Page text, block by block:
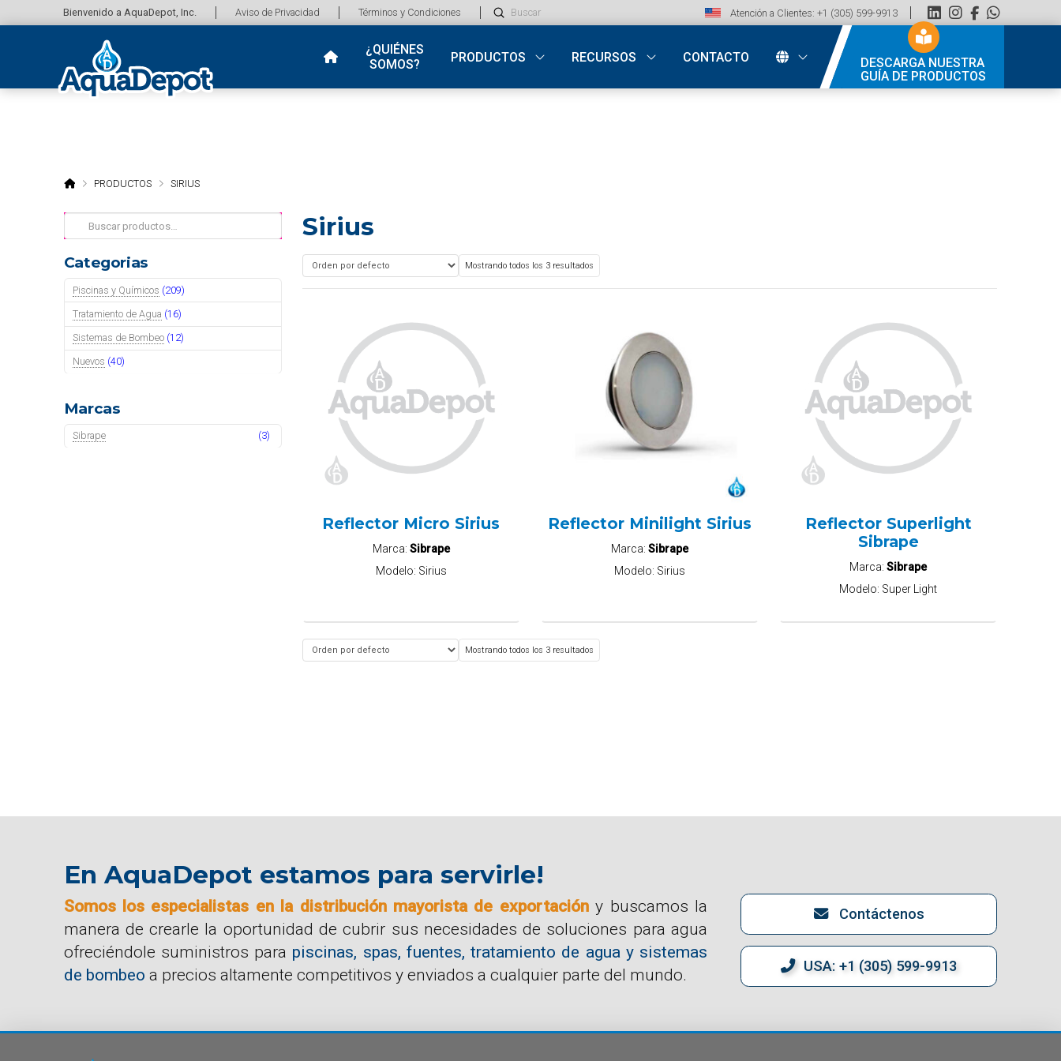
Bienvenido a AquaDepot, Inc. Aviso de Privacidad Términos y Condiciones
Search
Submit Atención a Clientes: +1 (305) 599-9913
¿QUIÉNES
SOMOS?
PRODUCTOS RECURSOS CONTACTO
DESCARGA NUESTRA
GUÍA DE PRODUCTOS
HOMEPRODUCTOS SIRIUS
Buscar
por:
Categorias
Piscinas y Químicos (209)
Tratamiento de Agua (16)
Sistemas de Bombeo (12)
Nuevos (40)
Marcas
Sibrape (3)
Sirius
Mostrando todos los 3 resultados
Reflector Micro Sirius
Marca: Sibrape
Modelo: Sirius
Reflector Minilight Sirius
Marca: Sibrape
Modelo: Sirius
Reflector Superlight
Sibrape
Marca: Sibrape
Modelo: Super Light
Mostrando todos los 3 resultados
En AquaDepot estamos para servirle!
Somos los especialistas en la distribución mayorista de exportacióny buscamos la
manera de crearle la oportunidad de cubrir sus necesidades de soluciones para agua
ofreciéndole suministros para piscinas, spas, fuentes, tratamiento de agua y sistemas
de bombeo a precios altamente competitivos y enviados a cualquier parte del mundo.
Contáctenos
USA: +1 (305) 599-9913